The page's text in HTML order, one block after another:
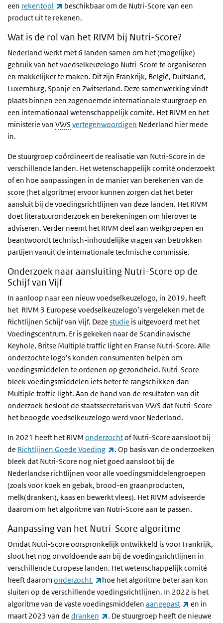
een rekentool (externe link)
beschikbaar om de Nutri-Score van een
product uit te rekenen.
Wat is de rol van het RIVM bij Nutri-Score?
Nederland werkt met 6 landen samen om het (mogelijke)
gebruik van het voedselkeuzelogo Nutri-Score te organiseren
en makkelijker te maken. Dit zijn Frankrijk, België, Duitsland,
Luxemburg, Spanje en Zwitserland. Deze samenwerking vindt
plaats binnen een zogenoemde internationale stuurgroep en
een internationaal wetenschappelijk comité. Het RIVM en het
ministerie van VWS vertegenwoordigen Nederland hier mede
in.
De stuurgroep coördineert de realisatie van Nutri-Score in de
verschillende landen. Het wetenschappelijk comité onderzoekt
of en hoe aanpassingen in de manier van berekenen van de
score (het algoritme) ervoor kunnen zorgen dat het beter
aansluit bij de voedingsrichtlijnen van deze landen. Het RIVM
doet literatuuronderzoek en berekeningen om hierover te
adviseren. Verder neemt het RIVM deel aan werkgroepen en
beantwoordt technisch-inhoudelijke vragen van betrokken
partijen vanuit de internationale technische commissie.
Onderzoek naar aansluiting Nutri-Score op de
Schijf van Vijf
In aanloop naar een nieuw voedselkeuzelogo, in 2019, heeft
het RIVM 3 Europese voedselkeuzelogo’s vergeleken met de
Richtlijnen Schijf van Vijf. Deze studie is uitgevoerd met het
Voedingscentrum. Er is gekeken naar de Scandinavische
Keyhole, Britse Multiple traffic light en Franse Nutri-Score. Alle
onderzochte logo’s konden consumenten helpen om
voedingsmiddelen te ordenen op gezondheid. Nutri-Score
bleek voedingsmiddelen iets beter te rangschikken dan
Multiple traffic light. Aan de hand van de resultaten van dit
onderzoek besloot de staatssecretaris van VWS dat Nutri-Score
het beoogde voedselkeuzelogo werd voor Nederland.
In 2021 heeft het RIVM onderzochtof Nutri-Score aansloot bij
de Richtlijnen Goede Voeding (externe link)
. Op basis van de onderzoeken
bleek dat Nutri-Score nog niet goed aansloot bij de
Nederlandse richtlijnen voor alle voedingsmiddelengroepen
(zoals voor koek en gebak, brood-en graanproducten,
melk(dranken), kaas en bewerkt vlees). Het RIVM adviseerde
daarom om het algoritme van Nutri-Score aan te passen.
Aanpassing van het Nutri-Score algoritme
Omdat Nutri-Score oorspronkelijk ontwikkeld is voor Frankrijk,
sloot het nog onvoldoende aan bij de voedingsrichtlijnen in
verschillende Europese landen. Het wetenschappelijk comité
heeft daarom onderzocht (externe link)
hoe het algoritme beter aan kon
sluiten op de verschillende voedingsrichtlijnen. In 2022 is het
algoritme van de vaste voedingsmiddelen aangepast (externe
en in
maart 2023 van de dranken (externe link)
. De stuurgroep heeft de nieuwe